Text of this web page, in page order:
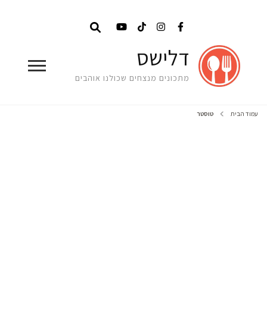
דלישס
מתכונים מנצחים שכולנו אוהבים
עמוד הבית טוסטר